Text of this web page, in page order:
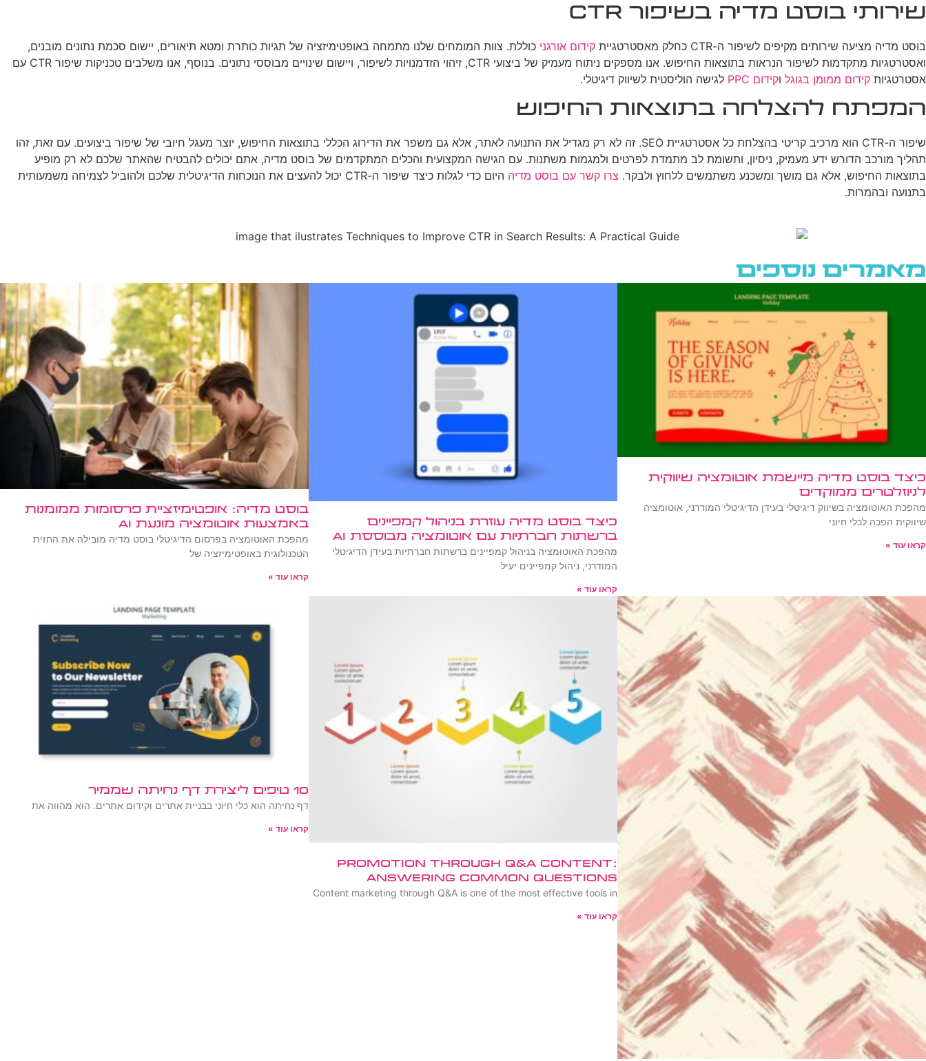
שירותי בוסט מדיה בשיפור CTR
בוסט מדיה מציעה שירותים מקיפים לשיפור ה-CTR כחלק מאסטרטגיית קידום אורגני כוללת. צוות המומחים שלנו מתמחה באופטימיזציה של תגיות כותרת ומטא תיאורים, יישום סכמת נתונים מובנים,
ואסטרטגיות מתקדמות לשיפור הנראות בתוצאות החיפוש. אנו מספקים ניתוח מעמיק של ביצועי CTR, זיהוי הזדמנויות לשיפור, ויישום שינויים מבוססי נתונים. בנוסף, אנו משלבים טכניקות שיפור CTR עם
אסטרטגיות קידום ממומן בגוגל וקידום PPC לגישה הוליסטית לשיווק דיגיטלי.
המפתח להצלחה בתוצאות החיפוש
שיפור ה-CTR הוא מרכיב קריטי בהצלחת כל אסטרטגיית SEO. זה לא רק מגדיל את התנועה לאתר, אלא גם משפר את הדירוג הכללי בתוצאות החיפוש, יוצר מעגל חיובי של שיפור ביצועים. עם זאת, זהו
תהליך מורכב הדורש ידע מעמיק, ניסיון, ותשומת לב מתמדת לפרטים ולמגמות משתנות. עם הגישה המקצועית והכלים המתקדמים של בוסט מדיה, אתם יכולים להבטיח שהאתר שלכם לא רק מופיע
בתוצאות החיפוש, אלא גם מושך ומשכנע משתמשים ללחוץ ולבקר. צרו קשר עם בוסט מדיה
היום כדי לגלות כיצד שיפור ה-CTR יכול להעצים את הנוכחות הדיגיטלית שלכם ולהוביל לצמיחה משמעותית
בתנועה ובהמרות.
מאמרים נוספים
כיצד בוסט מדיה מיישמת אוטומציה שיווקית
לניוזלטרים ממוקדים
מהפכת האוטומציה בשיווק דיגיטלי בעידן הדיגיטלי המודרני, אוטומציה
שיווקית הפכה לכלי חיוני
קראו עוד »
כיצד בוסט מדיה עוזרת בניהול קמפיינים
ברשתות חברתיות עם אוטומציה מבוססת AI
מהפכת האוטומציה בניהול קמפיינים ברשתות חברתיות בעידן הדיגיטלי
המודרני, ניהול קמפיינים יעיל
קראו עוד »
בוסט מדיה: אופטימיזציית פרסומות ממומנות
באמצעות אוטומציה מונעת AI
מהפכת האוטומציה בפרסום הדיגיטלי בוסט מדיה מובילה את החזית
הטכנולוגית באופטימיזציה של
קראו עוד »
Promotion Through Q&A Content:
Answering Common Questions
Content marketing through Q&A is one of the most effective tools in
קראו עוד »
10 טיפים ליצירת דף נחיתה שממיר
דף נחיתה הוא כלי חיוני בבניית אתרים וקידום אתרים. הוא מהווה את
קראו עוד »